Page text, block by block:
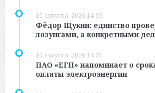
10 августа, 2026 14:33
Фёдор Щукин: единство
лозунгами, а конкретными
10 августа, 2026 14:31
ПАО «ЕГП» напоминает о
оплаты электроэнергии